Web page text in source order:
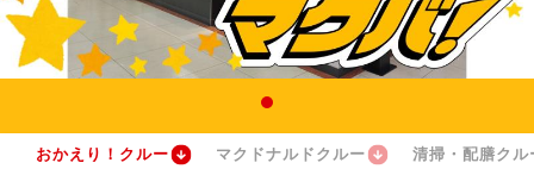
おかえり！クルー マクドナルドクルー 清掃・配膳クル